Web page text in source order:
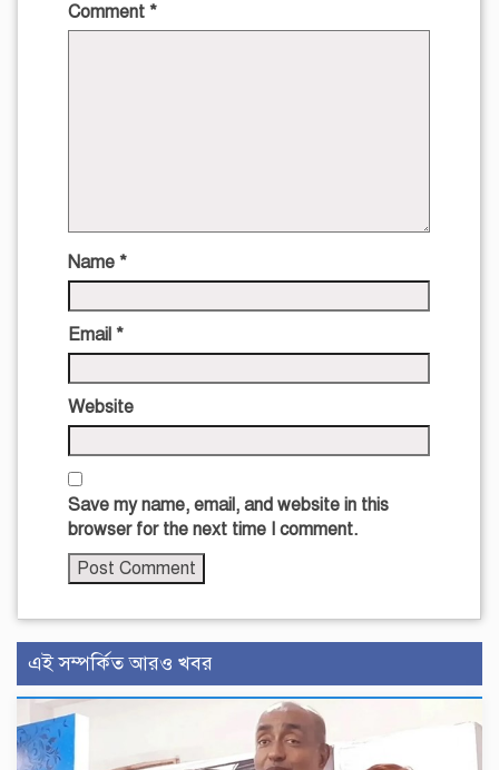
Comment *
Name *
Email *
Website
Save my name, email, and website in this
browser for the next time I comment.
এই সম্পর্কিত আরও খবর